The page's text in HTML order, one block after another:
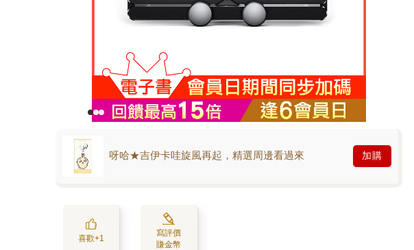
呀哈★吉伊卡哇旋風再起，精選周邊看過來 加購
喜歡+1
寫評價
賺金幣